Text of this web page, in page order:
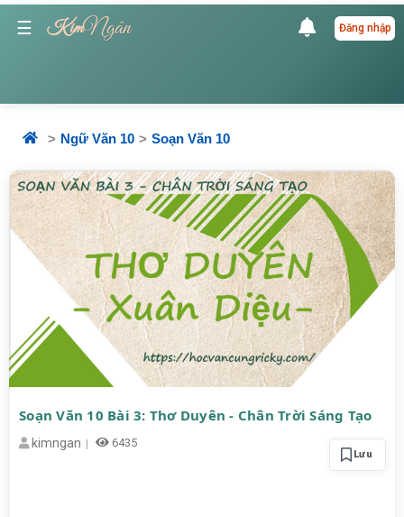
☰ KimNgân Đăng nhập
Ngữ Văn 10 Soạn Văn 10
Soạn Văn 10 Bài 3: Thơ Duyên - Chân Trời Sáng Tạo
kimngan 6435
Lưu